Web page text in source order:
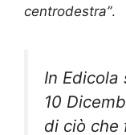
centrodestra”.
In
10
di ciò che